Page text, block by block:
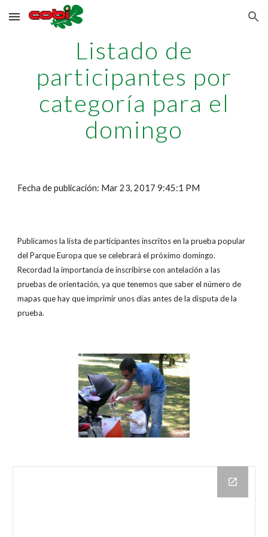
Skip to main content Skip to navigation
Listado de
participantes por
categoría para el
domingo
Fecha de publicación: Mar 23, 2017 9:45:1 PM
Publicamos la lista de participantes inscritos en la prueba popular
del Parque Europa que se celebrará el próximo domingo.
Recordad la importancia de inscribirse con antelación a las
pruebas de orientación, ya que tenemos que saber el número de
mapas que hay que imprimir unos días antes de la disputa de la
prueba.